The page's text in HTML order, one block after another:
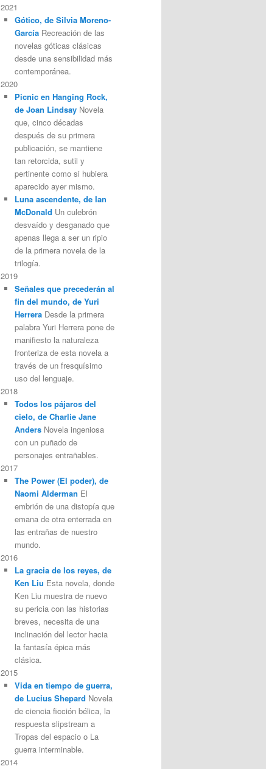
2021
Gótico, de Silvia Moreno-
GarcíaRecreación de las
novelas góticas clásicas
desde una sensibilidad más
contemporánea.
2020
Picnic en Hanging Rock,
de Joan LindsayNovela
que, cinco décadas
después de su primera
publicación, se mantiene
tan retorcida, sutil y
pertinente como si hubiera
aparecido ayer mismo.
Luna ascendente, de Ian
McDonald Un culebrón
desvaído y desganado que
apenas llega a ser un ripio
de la primera novela de la
trilogía.
2019
Señales que precederán al
fin del mundo, de Yuri
HerreraDesde la primera
palabra Yuri Herrera pone de
manifiesto la naturaleza
fronteriza de esta novela a
través de un fresquísimo
uso del lenguaje.
2018
Todos los pájaros del
cielo, de Charlie Jane
AndersNovela ingeniosa
con un puñado de
personajes entrañables.
2017
The Power (El poder), de
Naomi Alderman El
embrión de una distopía que
emana de otra enterrada en
las entrañas de nuestro
mundo.
2016
La gracia de los reyes, de
Ken Liu Esta novela, donde
Ken Liu muestra de nuevo
su pericia con las historias
breves, necesita de una
inclinación del lector hacia
la fantasía épica más
clásica.
2015
Vida en tiempo de guerra,
de Lucius Shepard Novela
de ciencia ficción bélica, la
respuesta slipstream a
Tropas del espacio o La
guerra interminable.
2014